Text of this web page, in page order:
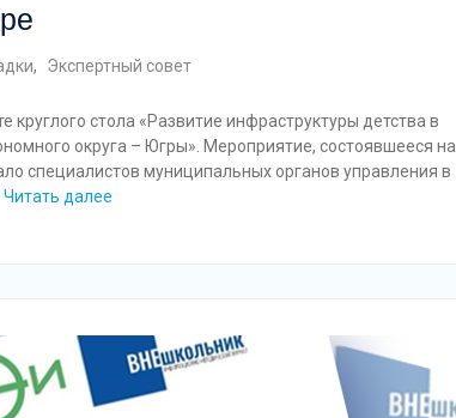
, Экспертный совет
стола «Развитие инфраструктуры детства в
округа – Югры». Мероприятие, состоявшееся на
специалистов муниципальных органов управления в
Читать далее